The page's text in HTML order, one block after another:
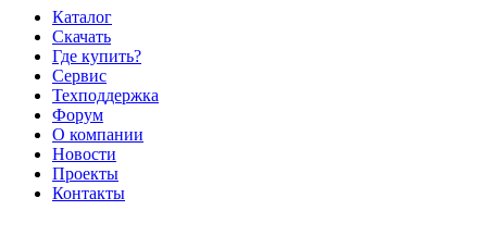
Каталог
Скачать
Где купить?
Сервис
Техподдержка
Форум
О компании
Новости
Проекты
Контакты